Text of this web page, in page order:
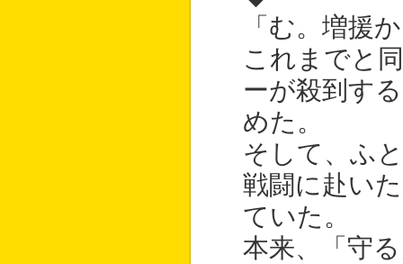
「む。増援
これまでと
ーが殺到す
めた。
そして、ふ
戦闘に赴い
ていた。
本来、「守